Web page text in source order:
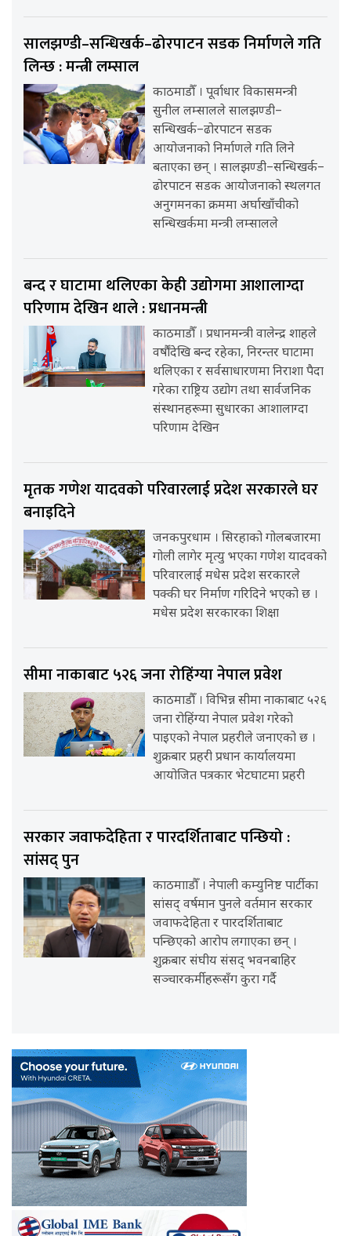
सालझण्डी–सन्धिखर्क–ढोरपाटन सडक निर्माणले गति
लिन्छ : मन्त्री लम्साल
काठमाडौँ । पूर्वाधार विकासमन्त्री
सुनील लम्सालले सालझण्डी–
सन्धिखर्क–ढोरपाटन सडक
आयोजनाको निर्माणले गति लिने
बताएका छन् । सालझण्डी–सन्धिखर्क–
ढोरपाटन सडक आयोजनाको स्थलगत
अनुगमनका क्रममा अर्घाखाँचीको
सन्धिखर्कमा मन्त्री लम्सालले
बन्द र घाटामा थलिएका केही उद्योगमा आशालाग्दा
परिणाम देखिन थाले : प्रधानमन्त्री
काठमाडौँ । प्रधानमन्त्री वालेन्द्र शाहले
वर्षौंदेखि बन्द रहेका, निरन्तर घाटामा
थलिएका र सर्वसाधारणमा निराशा पैदा
गरेका राष्ट्रिय उद्योग तथा सार्वजनिक
संस्थानहरूमा सुधारका आशालाग्दा
परिणाम देखिन
मृतक गणेश यादवको परिवारलाई प्रदेश सरकारले घर
बनाइदिने
जनकपुरधाम । सिरहाको गोलबजारमा
गोली लागेर मृत्यु भएका गणेश यादवको
परिवारलाई मधेस प्रदेश सरकारले
पक्की घर निर्माण गरिदिने भएको छ ।
मधेस प्रदेश सरकारका शिक्षा
सीमा नाकाबाट ५२६ जना रोहिंग्या नेपाल प्रवेश
काठमाडौँ । विभिन्न सीमा नाकाबाट ५२६
जना रोहिंग्या नेपाल प्रवेश गरेको
पाइएको नेपाल प्रहरीले जनाएको छ ।
शुक्रबार प्रहरी प्रधान कार्यालयमा
आयोजित पत्रकार भेटघाटमा प्रहरी
सरकार जवाफदेहिता र पारदर्शिताबाट पन्छियो :
सांसद् पुन
काठमााडौँ । नेपाली कम्युनिष्ट पार्टीका
सांसद् वर्षमान पुनले वर्तमान सरकार
जवाफदेहिता र पारदर्शिताबाट
पन्छिएको आरोप लगाएका छन् ।
शुक्रबार संघीय संसद् भवनबाहिर
सञ्चारकर्मीहरूसँग कुरा गर्दै